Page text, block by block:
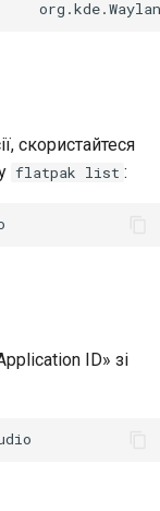
скористайтеся
flatpak list :
ID» зі